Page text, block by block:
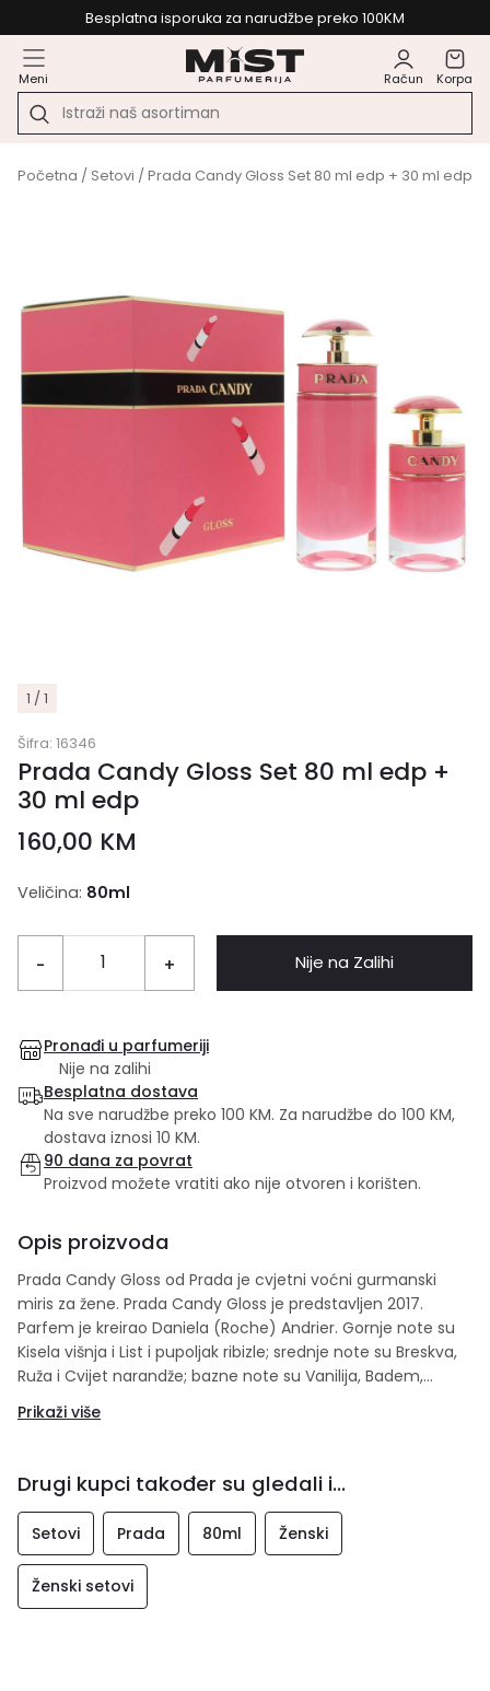
Besplatna isporuka za narudžbe preko 100KM
Meni Račun Korpa
Početna / Setovi / Prada Candy Gloss Set 80 ml edp + 30 ml edp
1 / 1
Šifra: 16346
Prada Candy Gloss Set 80 ml edp +
30 ml edp
160,00 KM
Veličina: 80ml
- + Nije na Zalihi
Pronađi u parfumeriji
Nije na zalihi
Besplatna dostava
Na sve narudžbe preko 100 KM. Za narudžbe do 100 KM,
dostava iznosi 10 KM.
90 dana za povrat
Proizvod možete vratiti ako nije otvoren i korišten.
Opis proizvoda
Prada Candy Gloss od Prada je cvjetni voćni gurmanski
miris za žene. Prada Candy Gloss je predstavljen 2017.
Parfem je kreirao Daniela (Roche) Andrier. Gornje note su
Kisela višnja i List i pupoljak ribizle; srednje note su Breskva,
Ruža i Cvijet narandže; bazne note su Vanilija, Badem,
Prikaži više
Drugi kupci također su gledali i...
Setovi Prada 80ml Ženski
Ženski setovi